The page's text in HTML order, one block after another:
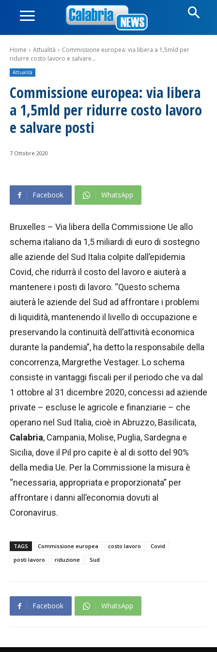
Home Attualità
Commissione europea: via libera a 1,5mld per
ridurre costo lavoro e salvare...
Attualità
Commissione europea: via libera
a 1,5mld per ridurre costo lavoro
e salvare posti
7 Ottobre 2020
Facebook WhatsApp
Bruxelles – Via libera della Commissione Ue allo
schema italiano da 1,5 miliardi di euro di sostegno
alle aziende del Sud Italia colpite dall’epidemia
Covid, che ridurrà il costo del lavoro e aiuterà a
mantenere i posti di lavoro. “Questo schema
aiuterà le aziende del Sud ad affrontare i problemi
di liquidità, mantenendo il livello di occupazione e
preservando la continuità dell’attività economica
durante la pandemia”, ha detto la responsabile della
concorrenza, Margrethe Vestager. Lo schema
consiste in vantaggi fiscali per il periodo che va dal
1 ottobre al 31 dicembre 2020, concessi ad aziende
private – escluse le agricole e finanziarie – che
operano nel Sud Italia, cioè in Abruzzo, Basilicata,
Calabria, Campania, Molise, Puglia, Sardegna e
Sicilia, dove il Pil pro capite è al di sotto del 90%
della media Ue. Per la Commissione la misura è
“necessaria, appropriata e proporzionata” per
affrontare i danni all’economia dovuti al
Coronavirus.
TAGS Commissione europea costo lavoro
Covid
posti lavoro
riduzione Sud
Facebook WhatsApp